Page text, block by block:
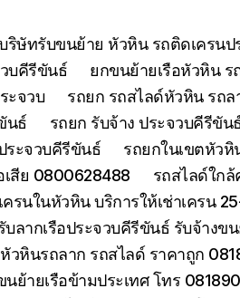
ริษัทรับขนย้าย หัวหิน รถติดเครน
บคีรีขันธ์
ยกขนย้ายเรือหัวหิน ร
ะจวบ
รถยก รถสไลด์หัวหิน รถ
นธ์
รถยก รับจ้าง ประจวบคีรีขั
ระจวบคีรีขันธ์
รถยกในเขตหัว
สีย 0800628488
รถสไลด์ใก
ครนในหัวหิน บริการให้เช่าเครน
บลากเรือประจวบคีรีขันธ์ รับจ้าง
หัวหินรถลาก รถสไลด์ ราคาถูก
ย้ายเรือข้ามประเทศ โทร